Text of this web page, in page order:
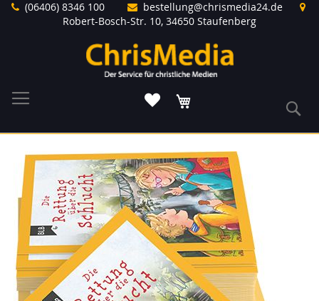
Direkt(06406) 8346 100
bestellung@chrismedia24.de
Robert-Bosch-Str. 10, 34650 Staufenberg
Zum
Ende
der
Bildergalerie
springen